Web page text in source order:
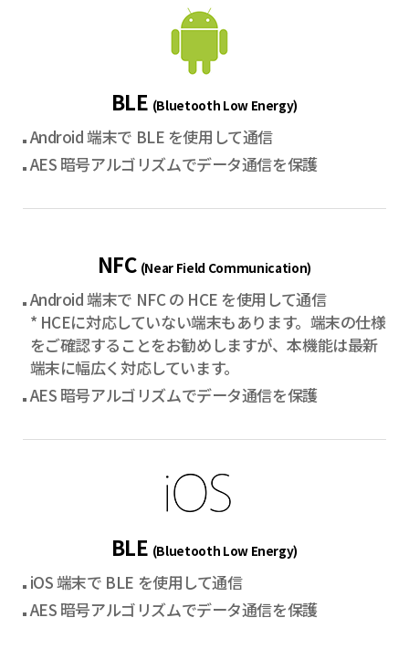
BLE (Bluetooth Low Energy)
Android 端末で BLE を使用して通信
AES 暗号アルゴリズムでデータ通信を保護
NFC (Near Field Communication)
Android 端末で NFC の HCE を使用して通信
* HCEに対応していない端末もあります。端末の仕様
をご確認することをお勧めしますが、本機能は最新
端末に幅広く対応しています。
AES 暗号アルゴリズムでデータ通信を保護
BLE (Bluetooth Low Energy)
iOS 端末で BLE を使用して通信
AES 暗号アルゴリズムでデータ通信を保護